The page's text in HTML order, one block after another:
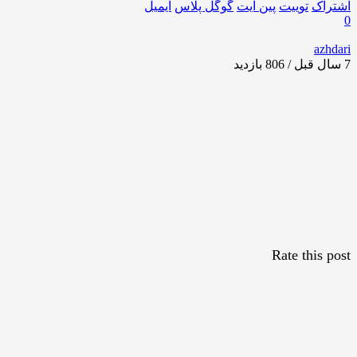
اشتراک توییت پین ایت گوگل‌ پلاس ایمیل
0
azhdari
7 سال قبل / 806
بازدید
Rate this post